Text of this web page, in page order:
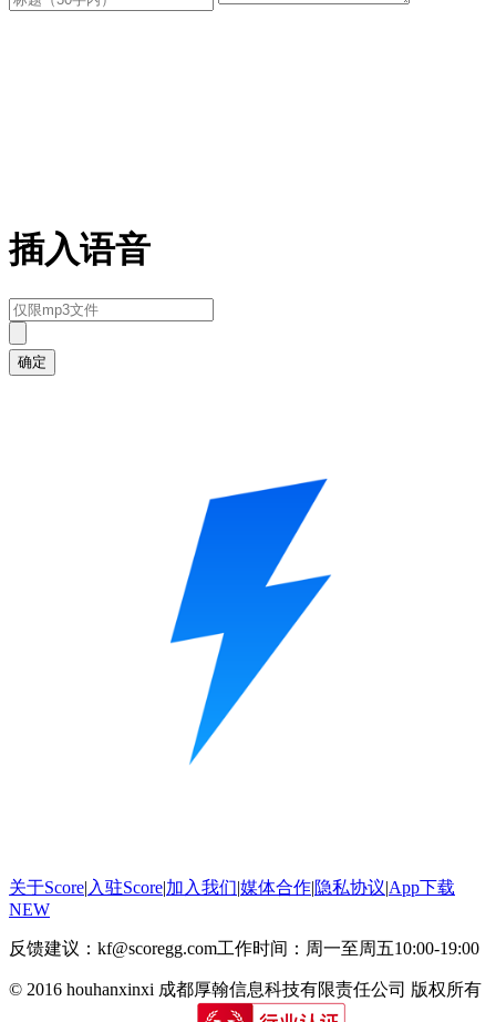
插入语音
确定
关于Score| 入驻Score|加入我们|媒体合作|隐私协议|App下载
NEW
反馈建议：kf@scoregg.com工作时间：周一至周五10:00-19:00
© 2016 houhanxinxi 成都厚翰信息科技有限责任公司 版权所有